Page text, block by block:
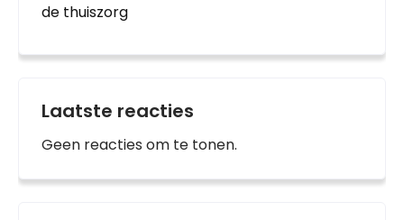
de thuiszorg
Laatste reacties
Geen reacties om te tonen.